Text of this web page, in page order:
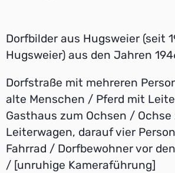
Dorfbilder aus Hugsweier (seit
Hugsweier) aus den Jahren
Dorfstraße mit mehreren
alte Menschen / Pferd mit
Gasthaus zum Ochsen /
Leiterwagen, darauf vier
Fahrrad / Dorfbewohner vor
/ [unruhige Kameraführung]